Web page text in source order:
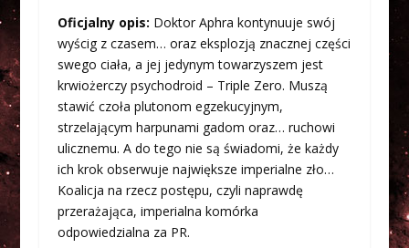
Oficjalny opis: Doktor Aphra kontynuuje swój
wyścig z czasem… oraz eksplozją znacznej części
swego ciała, a jej jedynym towarzyszem jest
krwiożerczy psychodroid – Triple Zero. Muszą
stawić czoła plutonom egzekucyjnym,
strzelającym harpunami gadom oraz… ruchowi
ulicznemu. A do tego nie są świadomi, że każdy
ich krok obserwuje największe imperialne zło…
Koalicja na rzecz postępu, czyli naprawdę
przerażająca, imperialna komórka
odpowiedzialna za PR.